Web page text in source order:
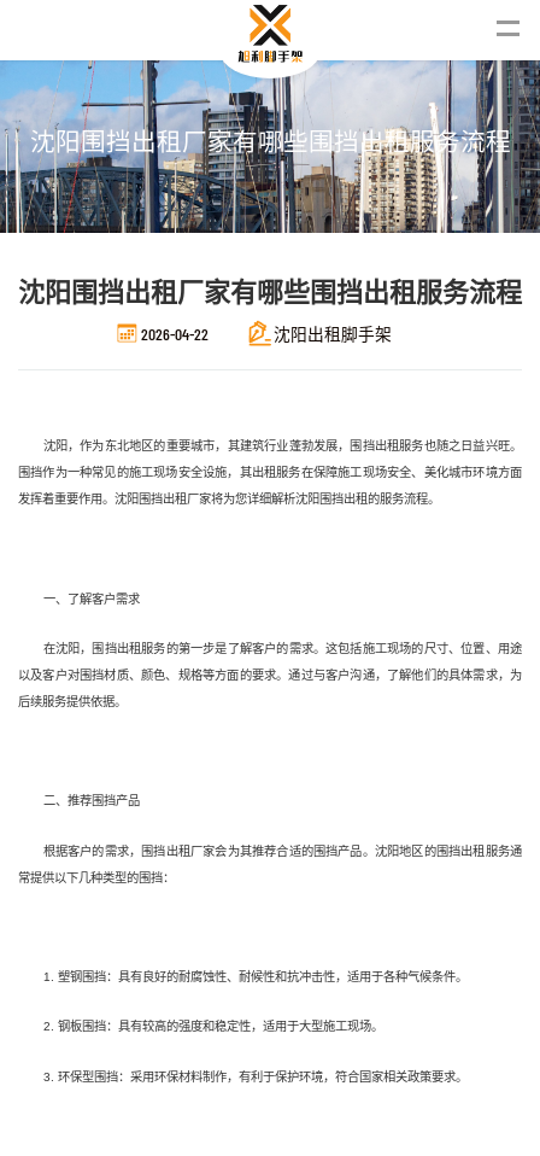
沈阳围挡出租 厂家有哪些 围挡出租服务流程
沈阳围挡出租厂家有哪些围挡出租服务流程
2026-04-22 沈阳出租脚手架
沈阳，作为东北地区的重要城市，其建筑行业蓬勃发展，围挡出租服务也随之日益兴旺。
围挡作为一种常见的施工现场安全设施，其出租服务在保障施工现场安全、美化城市环境方面
发挥着重要作用。沈阳围挡出租厂家将为您详细解析沈阳围挡出租的服务流程。
一、了解客户需求
在沈阳，围挡出租服务的第一步是了解客户的需求。这包括施工现场的尺寸、位置、用途
以及客户对围挡材质、颜色、规格等方面的要求。通过与客户沟通，了解他们的具体需求，为
后续服务提供依据。
二、推荐围挡产品
根据客户的需求，围挡出租厂家会为其推荐合适的围挡产品。沈阳地区的围挡出租服务通
常提供以下几种类型的围挡：
1. 塑钢围挡：具有良好的耐腐蚀性、耐候性和抗冲击性，适用于各种气候条件。
2. 钢板围挡：具有较高的强度和稳定性，适用于大型施工现场。
3. 环保型围挡：采用环保材料制作，有利于保护环境，符合国家相关政策要求。